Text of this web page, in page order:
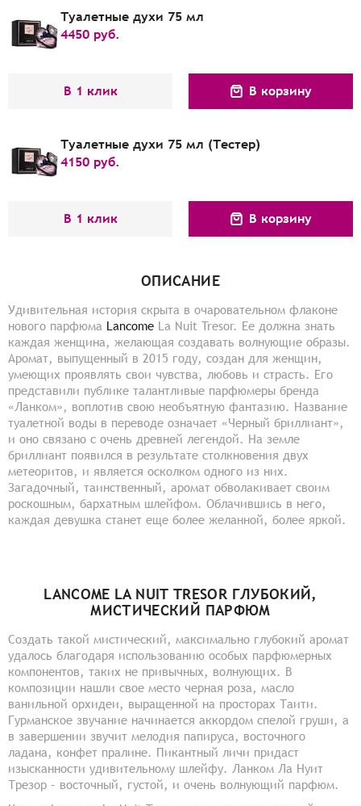
Туалетные духи 75 мл
4450 руб.
В 1 клик В корзину
Туалетные духи 75 мл (Тестер)
4150 руб.
В 1 клик В корзину
ОПИСАНИЕ
Удивительная история скрыта в очаровательном флаконе
нового парфюма Lancome La Nuit Tresor. Ее должна знать
каждая женщина, желающая создавать волнующие образы.
Аромат, выпущенный в 2015 году, создан для женщин,
умеющих проявлять свои чувства, любовь и страсть. Его
представили публике талантливые парфюмеры бренда
«Ланком», воплотив свою необъятную фантазию. Название
туалетной воды в переводе означает «Черный бриллиант»,
и оно связано с очень древней легендой. На земле
бриллиант появился в результате столкновения двух
метеоритов, и является осколком одного из них.
Загадочный, таинственный, аромат обволакивает своим
роскошным, бархатным шлейфом. Облачившись в него,
каждая девушка станет еще более желанной, более яркой.
LANCOME LA NUIT TRESOR ГЛУБОКИЙ,
МИСТИЧЕСКИЙ ПАРФЮМ
Создать такой мистический, максимально глубокий аромат
удалось благодаря использованию особых парфюмерных
компонентов, таких не привычных, волнующих. В
композиции нашли свое место черная роза, масло
ванильной орхидеи, выращенной на просторах Таити.
Гурманское звучание начинается аккордом спелой груши, а
в завершении звучит мелодия папируса, восточного
ладана, конфет пралине. Пикантный личи придаст
изысканности удивительному шлейфу. Ланком Ла Нуит
Трезор – восточный, густой, и очень волнующий парфюм.